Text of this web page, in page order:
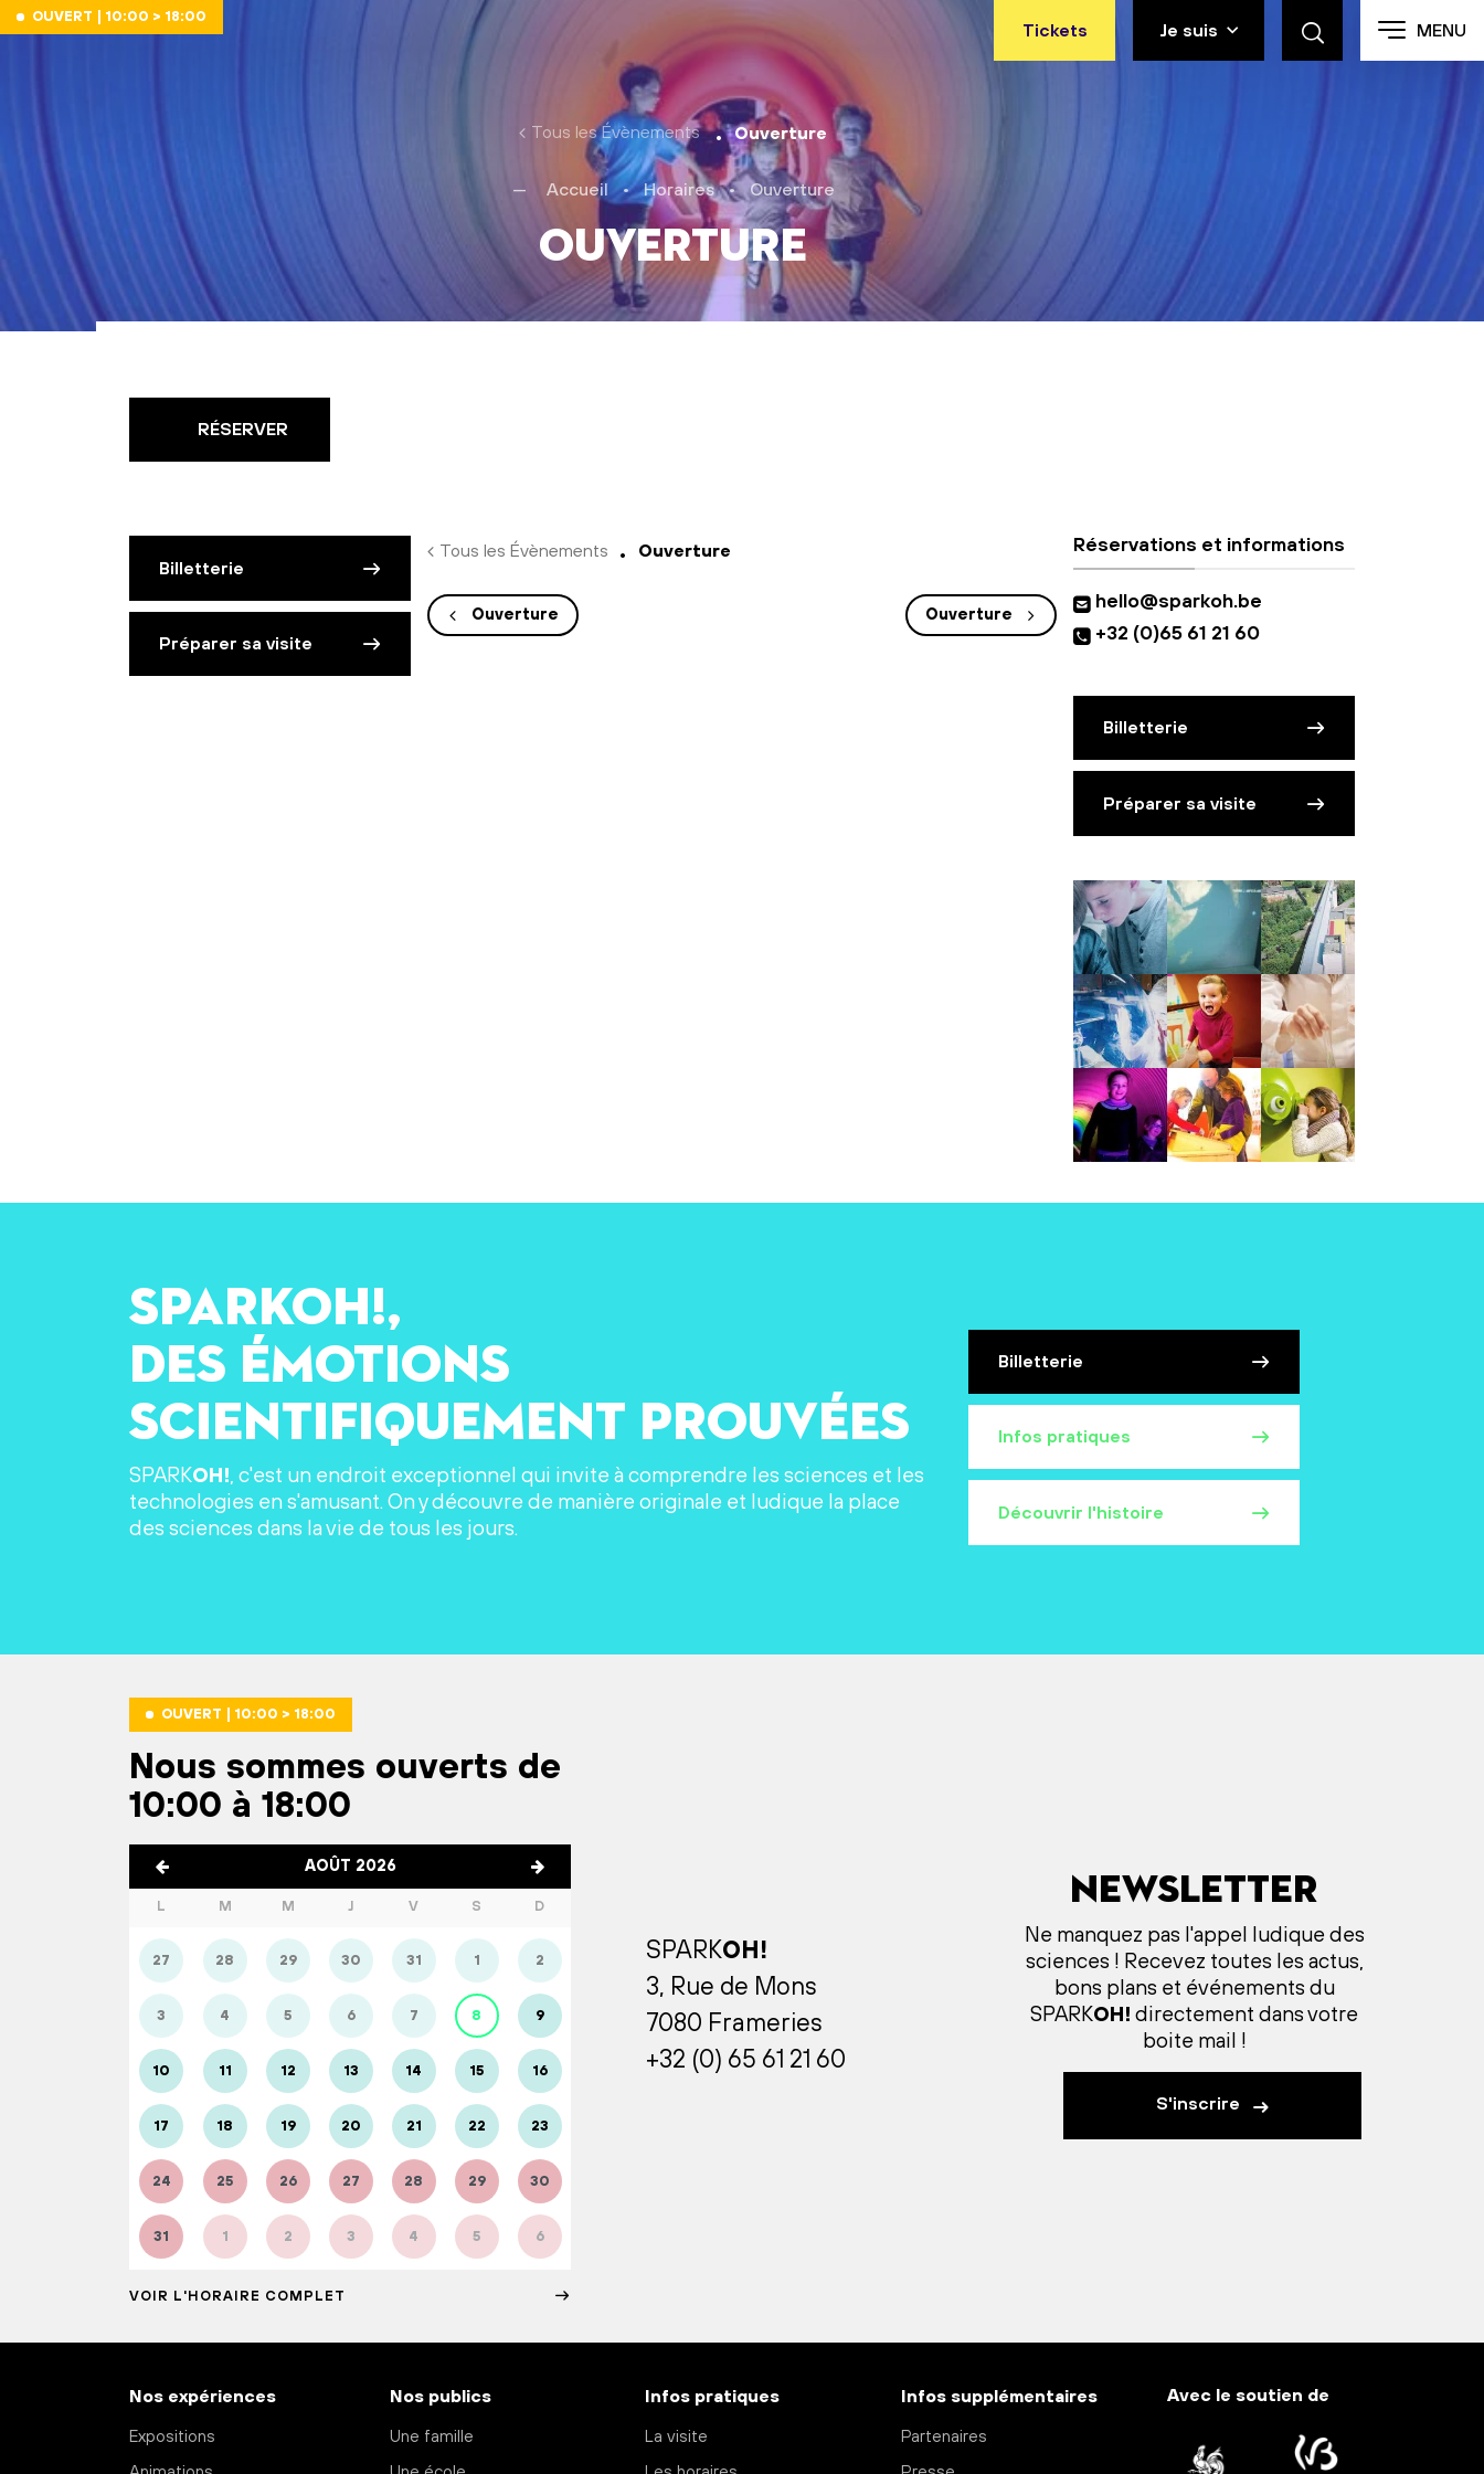
Aller au contenu
OUVERT | 10:00 > 18:00
Tickets Je suis MENU
Tous les Évènements Ouverture
Ouverture
Accueil • Horaires • Ouverture
RÉSERVER
Billetterie
Préparer sa visite
Tous les Évènements Ouverture
Ouverture Ouverture
Réservations et informations
hello@sparkoh.be
+32 (0)65 61 21 60
Billetterie
Préparer sa visite
Billetterie
Infos pratiques
Découvrir l'histoire
SPARKOH!,
des émotions
scientifiquement prouvées
SPARKOH!, c'est un endroit exceptionnel qui invite à comprendre les sciences et les
technologies en s'amusant. On y découvre de manière originale et ludique la place
des sciences dans la vie de tous les jours.
OUVERT | 10:00 > 18:00
Nous sommes ouverts de
10:00 à 18:00
AOÛT 2026
L M M J V S D
27 28 29 30 31 1 2
3 4 5 6 7 8 9
10 11 12 13 14 15 16
17 18 19 20 21 22 23
24 25 26 27 28 29 30
31 1 2 3 4 5 6
VOIR L'HORAIRE COMPLET
SPARKOH!
3, Rue de Mons
7080 Frameries
+32 (0) 65 61 21 60
Newsletter
Ne manquez pas l'appel ludique des
sciences ! Recevez toutes les actus,
bons plans et événements du
SPARKOH! directement dans votre
boite mail !
S'inscrire
Nos expériences
Expositions
Nos publics
Une famille
Infos pratiques
La visite
Infos supplémentaires
Partenaires
Avec le soutien de